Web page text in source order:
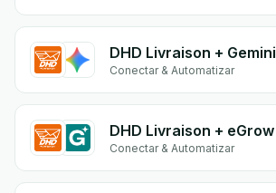
DHD Livraison + Gemini
Conectar & Automatizar
DHD Livraison + eGrow
Conectar & Automatizar